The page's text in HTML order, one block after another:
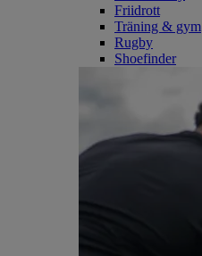
Friidrott
Träning & gym
Rugby
Shoefinder